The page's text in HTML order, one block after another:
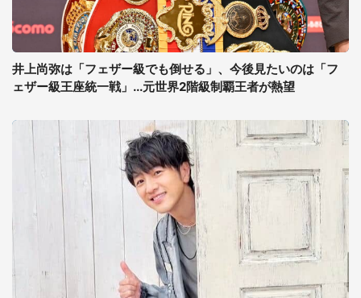
井上尚弥は「フェザー級でも倒せる」、今後見たいのは「フ
ェザー級王座統一戦」...元世界2階級制覇王者が熱望